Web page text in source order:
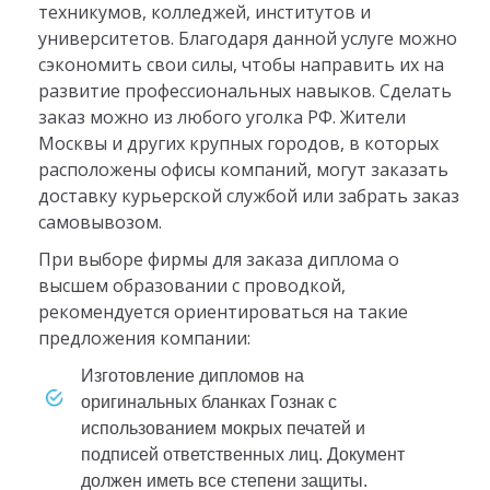
техникумов, колледжей, институтов и
университетов. Благодаря данной услуге можно
сэкономить свои силы, чтобы направить их на
развитие профессиональных навыков. Сделать
заказ можно из любого уголка РФ. Жители
Москвы и других крупных городов, в которых
расположены офисы компаний, могут заказать
доставку курьерской службой или забрать заказ
самовывозом.
При выборе фирмы для заказа диплома о
высшем образовании с проводкой,
рекомендуется ориентироваться на такие
предложения компании:
Изготовление дипломов на
оригинальных бланках Гознак с
использованием мокрых печатей и
подписей ответственных лиц. Документ
должен иметь все степени защиты.